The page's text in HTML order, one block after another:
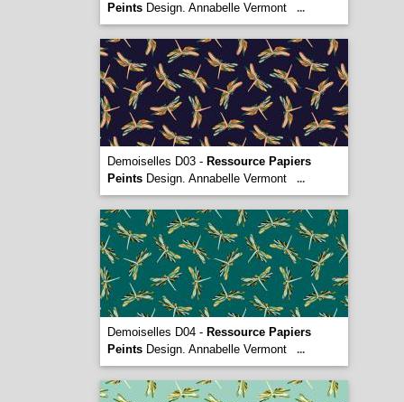
PeintsDesign. Annabelle Vermont ...
Demoiselles D03 - Ressource Papiers
PeintsDesign. Annabelle Vermont ...
Demoiselles D04 - Ressource Papiers
PeintsDesign. Annabelle Vermont ...